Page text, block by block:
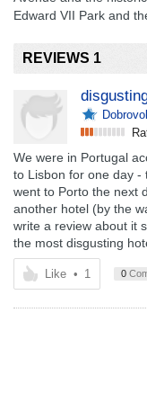
Edward VII Park and
REVIEWS 1
We were in Portugal
to Lisbon for one day -
went to Porto the next
another hotel (by the
write a review about it
the most disgusting
Like • 1 0